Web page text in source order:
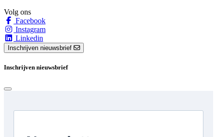
Volg ons
Facebook
Instagram
Linkedin
Inschrijven nieuwsbrief
Inschrijven nieuwsbrief